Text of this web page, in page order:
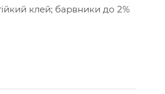
клей; барвники до 2%